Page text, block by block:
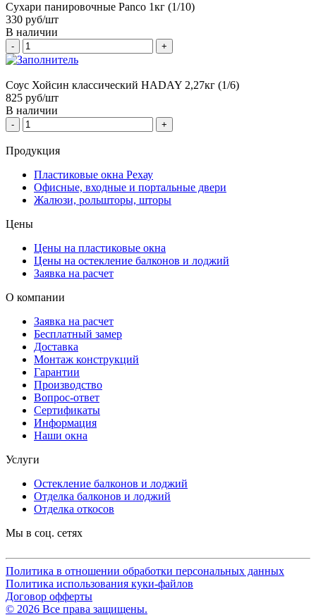
Сухари панировочные Panco 1кг (1/10)
330 руб/шт
В наличии
- +
Соус Хойсин классический HADAY 2,27кг (1/6)
825 руб/шт
В наличии
- +
Продукция
Пластиковые окна Рехау
Офисные, входные и портальные двери
Жалюзи, рольшторы, шторы
Цены
Цены на пластиковые окна
Цены на остекление балконов и лоджий
Заявка на расчет
О компании
Заявка на расчет
Бесплатный замер
Доставка
Монтаж конструкций
Гарантии
Производство
Вопрос-ответ
Сертификаты
Информация
Наши окна
Услуги
Остекление балконов и лоджий
Отделка балконов и лоджий
Отделка откосов
Мы в соц. сетях
Политика в отношении обработки персональных данных
Политика использования куки-файлов
Договор офферты
© 2026 Все права защищены.